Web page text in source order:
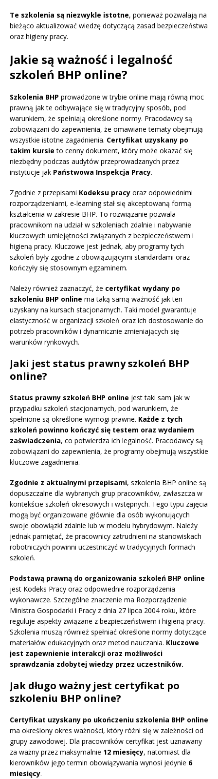
Te szkolenia są niezwykle istotne, ponieważ pozwalają na
bieżąco aktualizować wiedzę dotyczącą zasad bezpieczeństwa
oraz higieny pracy.
Jakie są ważność i legalność
szkoleń BHP online?
Szkolenia BHP prowadzone w trybie online mają równą moc
prawną jak te odbywające się w tradycyjny sposób, pod
warunkiem, że spełniają określone normy. Pracodawcy są
zobowiązani do zapewnienia, że omawiane tematy obejmują
wszystkie istotne zagadnienia. Certyfikat uzyskany po
takim kursie to cenny dokument, który może okazać się
niezbędny podczas audytów przeprowadzanych przez
instytucje jak Państwowa Inspekcja Pracy.
Zgodnie z przepisami Kodeksu pracy oraz odpowiednimi
rozporządzeniami, e-learning stał się akceptowaną formą
kształcenia w zakresie BHP. To rozwiązanie pozwala
pracownikom na udział w szkoleniach zdalnie i nabywanie
kluczowych umiejętności związanych z bezpieczeństwem i
higieną pracy. Kluczowe jest jednak, aby programy tych
szkoleń były zgodne z obowiązującymi standardami oraz
kończyły się stosownym egzaminem.
Należy również zaznaczyć, że certyfikat wydany po
szkoleniu BHP online ma taką samą ważność jak ten
uzyskany na kursach stacjonarnych. Taki model gwarantuje
elastyczność w organizacji szkoleń oraz ich dostosowanie do
potrzeb pracowników i dynamicznie zmieniających się
warunków rynkowych.
Jaki jest status prawny szkoleń BHP
online?
Status prawny szkoleń BHP online jest taki sam jak w
przypadku szkoleń stacjonarnych, pod warunkiem, że
spełnione są określone wymogi prawne. Każde z tych
szkoleń powinno kończyć się testem oraz wydaniem
zaświadczenia, co potwierdza ich legalność. Pracodawcy są
zobowiązani do zapewnienia, że programy obejmują wszystkie
kluczowe zagadnienia.
Zgodnie z aktualnymi przepisami, szkolenia BHP online są
dopuszczalne dla wybranych grup pracowników, zwłaszcza w
kontekście szkoleń okresowych i wstępnych. Tego typu zajęcia
mogą być organizowane głównie dla osób wykonujących
swoje obowiązki zdalnie lub w modelu hybrydowym. Należy
jednak pamiętać, że pracownicy zatrudnieni na stanowiskach
robotniczych powinni uczestniczyć w tradycyjnych formach
szkoleń.
Podstawą prawną do organizowania szkoleń BHP online
jest Kodeks Pracy oraz odpowiednie rozporządzenia
wykonawcze. Szczególne znaczenie ma Rozporządzenie
Ministra Gospodarki i Pracy z dnia 27 lipca 2004 roku, które
reguluje aspekty związane z bezpieczeństwem i higieną pracy.
Szkolenia muszą również spełniać określone normy dotyczące
materiałów edukacyjnych oraz metod nauczania. Kluczowe
jest zapewnienie interakcji oraz możliwości
sprawdzania zdobytej wiedzy przez uczestników.
Jak długo ważny jest certyfikat po
szkoleniu BHP online?
Certyfikat uzyskany po ukończeniu szkolenia BHP online
ma określony okres ważności, który różni się w zależności od
grupy zawodowej. Dla pracowników certyfikat jest uznawany
za ważny przez maksymalnie 12 miesięcy, natomiast dla
kierowników jego termin obowiązywania wynosi jedynie 6
miesięcy.